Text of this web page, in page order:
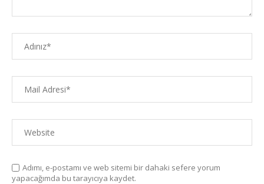
Adımı, e-postamı ve web sitemi bir dahaki sefere yorum
yapacağımda bu tarayıcıya kaydet.